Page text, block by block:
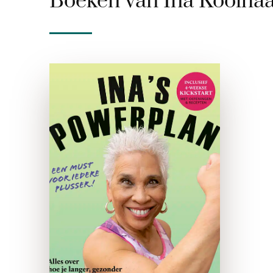
Ina’s Powerplan
gebonden
Het zeurende stemmetje in
je hoofd zegt: ‘Je moet meer
bewegen… gezonder eten…
afvallen… je moet… je moet…’
Je weet het, maar het komt
er niet van. Herkenbaar? Dan